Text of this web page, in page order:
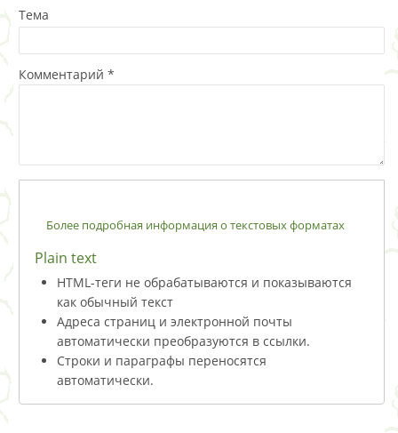
Тема
Комментарий *
Более подробная информация о текстовых форматах
Plain text
HTML-теги не обрабатываются и показываются
как обычный текст
Адреса страниц и электронной почты
автоматически преобразуются в ссылки.
Строки и параграфы переносятся
автоматически.